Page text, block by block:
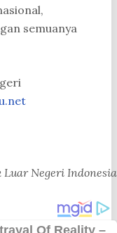
semuanya
Negeri Indonesia